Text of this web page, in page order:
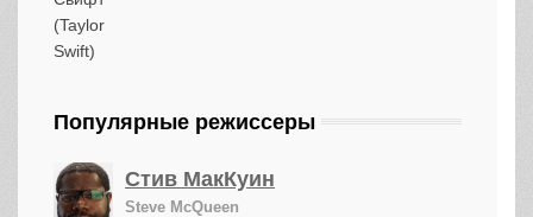
Популярные режиссеры
Стив МакКуин
Steve McQueen